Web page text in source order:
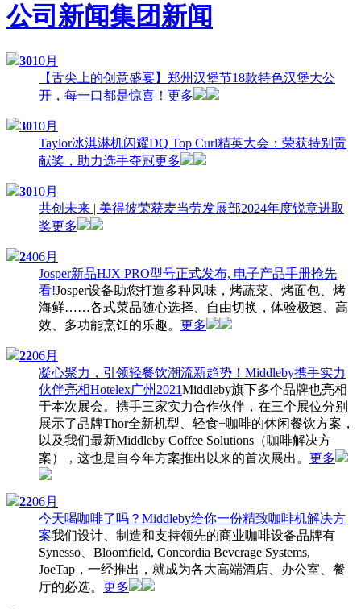
公司新闻集团新闻
3010月
【舌尖上的创意盛宴】郑州汉堡节18款特色汉堡大公
开，每一口都是惊喜！ 更多
3010月
Taylor冰淇淋机闪耀DQ Top Curl精英大会：荣获特别贡
献奖，助力选手夺冠更多
3010月
共创未来 | 美得彼荣获麦当劳发展部2024年度锐意进取
奖更多
2406月
Josper新品HJX PRO型号正式发布, 电子产品手册抢先
看!Josper设备助您打造多种风味，烤蔬菜、烤面包、烤
海鲜……各式菜品随心选择、自由切换，体验极速、高
效、多功能烹饪的乐趣。 更多
2206月
凝心聚力，引领轻餐饮潮流新趋势！Middleby携手实力
伙伴亮相Hotelex广州2021Middleby旗下多个品牌也亮相
于本次展会。携手三家实力合作伙伴，在三个展位分别
展示了品牌Thor全新机型、轻食+咖啡的休闲餐饮方案，
以及我们最新Middleby Coffee Solutions（咖啡解决方
案），这也是自今年方案推出以来的首次展出。 更多
2206月
今天喝咖啡了吗？Middleby给你一份精致咖啡机解决方
案我们设计、制造和支持领先的商业咖啡设备品牌有
Synesso、Bloomfield, Concordia Beverage Systems,
JoeTap，一经推出，就成为各大高端酒店、办公室、餐
厅的必选。 更多